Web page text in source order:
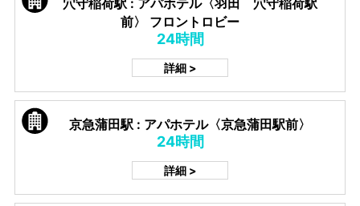
前〉 フロントロビー
24時間
詳細 >
京急蒲田駅 : アパホテル〈京急蒲田駅前〉
24時間
詳細 >